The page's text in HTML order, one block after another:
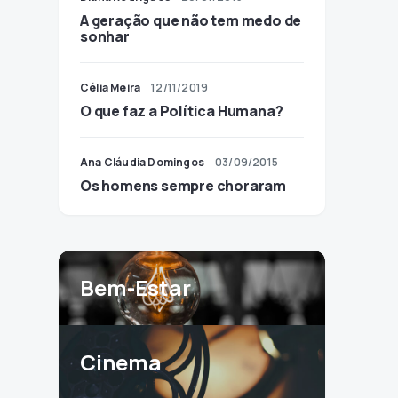
A geração que não tem medo de
sonhar
Célia Meira 12/11/2019
O que faz a Política Humana?
Ana Cláudia Domingos 03/09/2015
Os homens sempre choraram
Bem-Estar
Cinema